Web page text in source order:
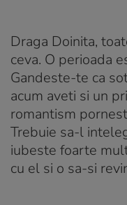
Draga Doinita,
ceva. O perioada
Gandeste-te ca
acum aveti si un
romantism
Trebuie sa-l
iubeste foarte
cu el si o sa-si